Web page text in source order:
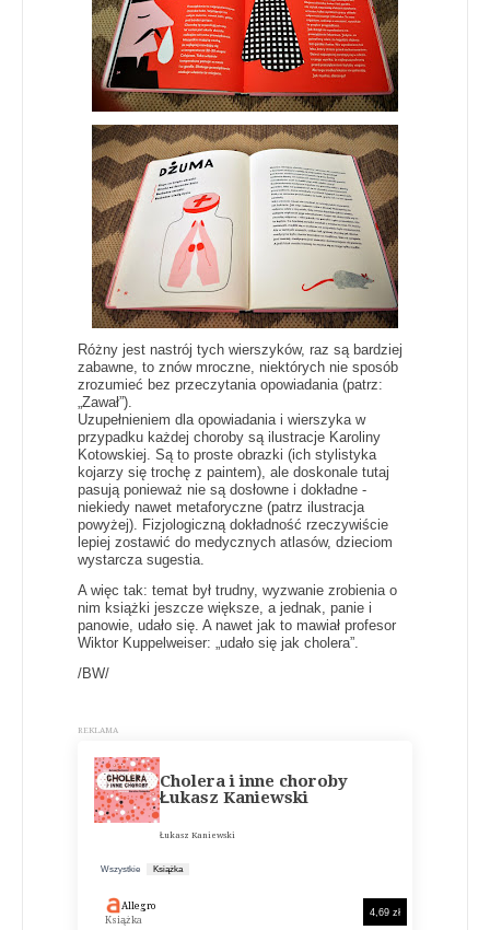
Różny jest nastrój tych wierszyków, raz są bardziej
zabawne, to znów mroczne, niektórych nie sposób
zrozumieć bez przeczytania opowiadania (patrz:
„Zawał”).
Uzupełnieniem dla opowiadania i wierszyka w
przypadku każdej choroby są ilustracje Karoliny
Kotowskiej. Są to proste obrazki (ich stylistyka
kojarzy się trochę z paintem), ale doskonale tutaj
pasują ponieważ nie są dosłowne i dokładne -
niekiedy nawet metaforyczne (patrz ilustracja
powyżej). Fizjologiczną dokładność rzeczywiście
lepiej zostawić do medycznych atlasów, dzieciom
wystarcza sugestia.
A więc tak: temat był trudny, wyzwanie zrobienia o
nim książki jeszcze większe, a jednak, panie i
panowie, udało się. A nawet jak to mawiał profesor
Wiktor Kuppelweiser: „udało się jak cholera”.
/BW/